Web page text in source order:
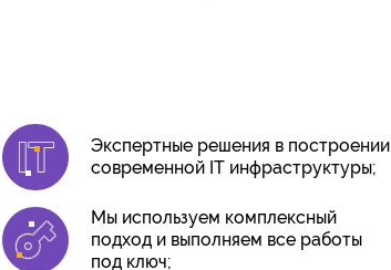
Экспертные решения в построении
современной IT инфраструктуры;
Мы используем комплексный
подход и выполняем все работы
под ключ;